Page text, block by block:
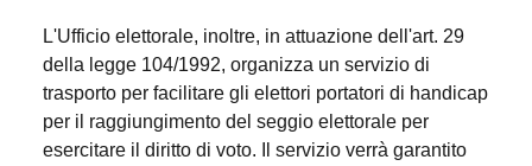
L'Ufficio elettorale, inoltre, in attuazione dell'art. 29
della legge 104/1992, organizza un servizio di
trasporto per facilitare gli elettori portatori di handicap
per il raggiungimento del seggio elettorale per
esercitare il diritto di voto. Il servizio verrà garantito